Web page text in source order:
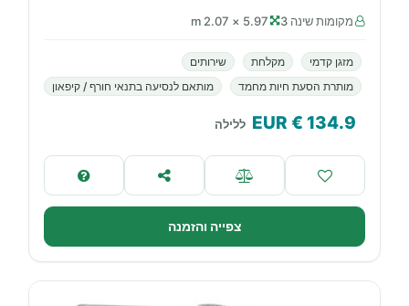
מקומות שינה 3 5.97 × 2.07 m
מזגן קדמי מקלחת
שירותים
מותרת הסעת חיות מחמד
מותאם לנסיעה בתנאי חורף / קיפאון
134.9
€ EUR ללילה
צפייה והזמנה